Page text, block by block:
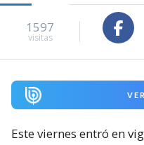
1597
visitas
Este viernes entró en